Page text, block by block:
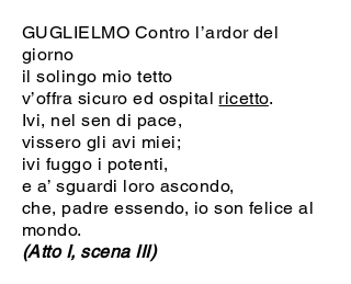
GUGLIELMO Contro l’ardor del
giorno
il solingo mio tetto
v’offra sicuro ed ospital ricetto.
Ivi, nel sen di pace,
vissero gli avi miei;
ivi fuggo i potenti,
e a’ sguardi loro ascondo,
che, padre essendo, io son felice al
mondo.
(Atto I, scena III)